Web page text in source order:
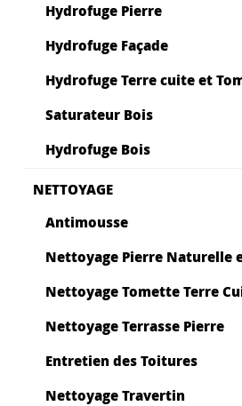
Hydrofuge Pierre
Hydrofuge Façade
Hydrofuge Terre cuite et
Saturateur Bois
Hydrofuge Bois
NETTOYAGE
Antimousse
Nettoyage Pierre Naturelle
Nettoyage Tomette Terre
Nettoyage Terrasse Pierre
Entretien des Toitures
Nettoyage Travertin